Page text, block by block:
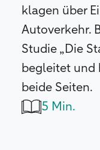
klagen über
Autoverkehr.
Studie „Die
begleitet und
beide Seiten.
5 Min.